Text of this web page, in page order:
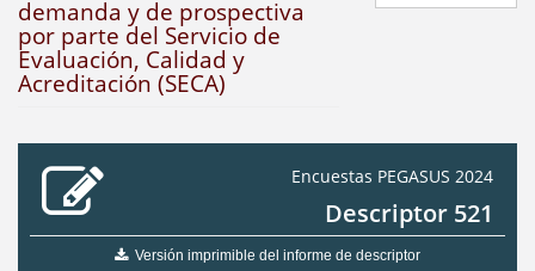
demanda y de prospectiva
por parte del Servicio de
Evaluación, Calidad y
Acreditación (SECA)
Encuestas PEGASUS 2024
Descriptor 521
Versión imprimible del informe de descriptor